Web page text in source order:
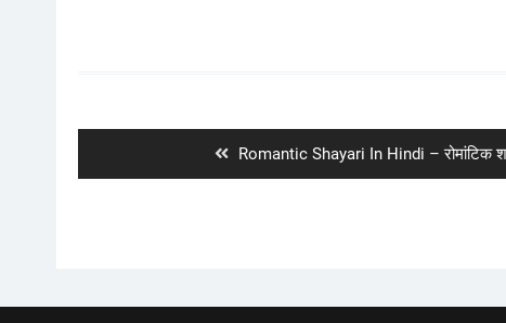
Previous
post:
Romantic Shayari In Hindi – रोमांटिक